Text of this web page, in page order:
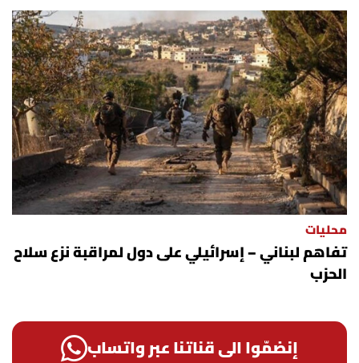
محليات
تفاهم لبناني – إسرائيلي على دول لمراقبة نزع سلاح
الحزب
إنضمّوا الى قناتنا عبر واتساب